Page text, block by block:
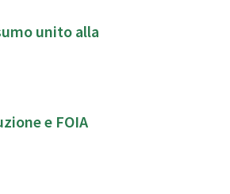
unito alla
e FOIA